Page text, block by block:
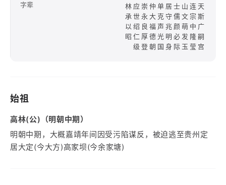
字辈
林应崇仲单居士山连天
承世永大克守儒文宗斯
以绍良福声兆颜萌中广
昭仁厚德光明必发隆嗣
级登朝国身际玉莹宫
始祖
高林(公)（明朝中期）
明朝中期，大概嘉靖年间因受污陷谋反，被迫逃至贵州定
居大定(今大方)高家坝(今余家塘)